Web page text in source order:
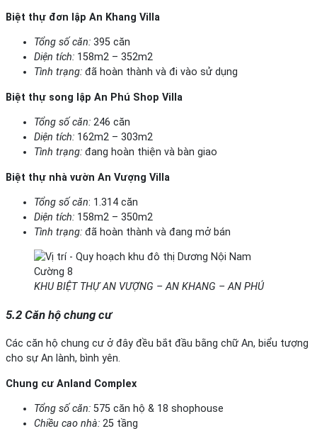
Biệt thự đơn lập An Khang Villa
Tổng số căn: 395 căn
Diện tích: 158m2 – 352m2
Tình trạng: đã hoàn thành và đi vào sử dụng
Biệt thự song lập An Phú Shop Villa
Tổng số căn: 246 căn
Diện tích: 162m2 – 303m2
Tình trạng: đang hoàn thiện và bàn giao
Biệt thự nhà vườn An Vượng Villa
Tổng số căn: 1.314 căn
Diện tích: 158m2 – 350m2
Tình trạng: đã hoàn thành và đang mở bán
KHU BIỆT THỰ AN VƯỢNG – AN KHANG – AN PHÚ
5.2 Căn hộ chung cư
Các căn hộ chung cư ở đây đều bắt đầu bằng chữ An, biểu tượng
cho sự An lành, bình yên.
Chung cư Anland Complex
Tổng số căn: 575 căn hộ & 18 shophouse
Chiều cao nhà: 25 tầng